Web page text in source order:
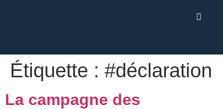
Étiquette : #déclaration
La campagne des